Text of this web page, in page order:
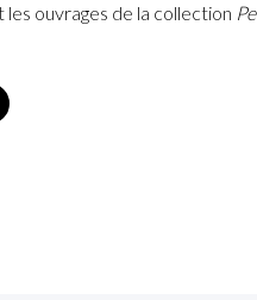
ouvrages de la collection